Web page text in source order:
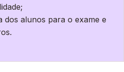
dos alunos para o exame e